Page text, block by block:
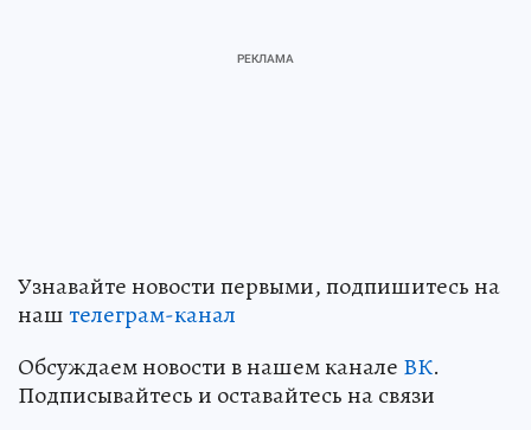
Узнавайте новости первыми, подпишитесь на
наштелеграм-канал
Обсуждаем новости в нашем канале ВК.
Подписывайтесь и оставайтесь на связи